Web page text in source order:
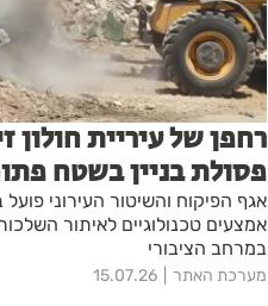
רחפן של עיריית
פסולת בניין בשטח
אגף הפיקוח והשיטור העירוני
אמצעים טכנולוגיים לאיתור
במרחב הציבורי
מערכת האתר 15.07.26